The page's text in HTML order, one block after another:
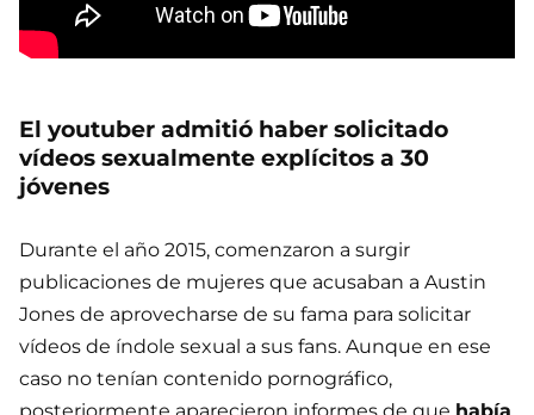
El youtuber admitió haber solicitado
vídeos sexualmente explícitos a 30
jóvenes
Durante el año 2015, comenzaron a surgir
publicaciones de mujeres que acusaban a Austin
Jones de aprovecharse de su fama para solicitar
vídeos de índole sexual a sus fans. Aunque en ese
caso no tenían contenido pornográfico,